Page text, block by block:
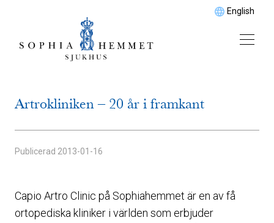
English
Artrokliniken – 20 år i framkant
Publicerad 2013-01-16
Capio Artro Clinic på Sophiahemmet är en av få
ortopediska kliniker i världen som erbjuder